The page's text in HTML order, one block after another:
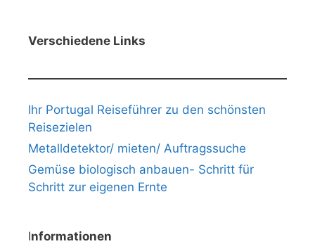
Verschiedene Links
Ihr Portugal Reiseführer zu den schönsten
Reisezielen
Metalldetektor/ mieten/ Auftragssuche
Gemüse biologisch anbauen- Schritt für
Schritt zur eigenen Ernte
Informationen